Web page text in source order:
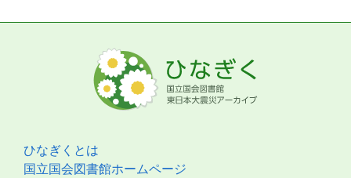
ひなぎくとは
国立国会図書館ホームページ